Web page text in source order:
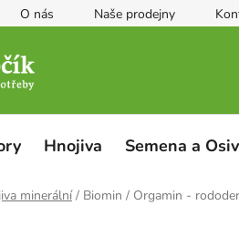
O nás Naše prodejny
Hnojiva Semena a
minerální / Biomin / Orgamin -